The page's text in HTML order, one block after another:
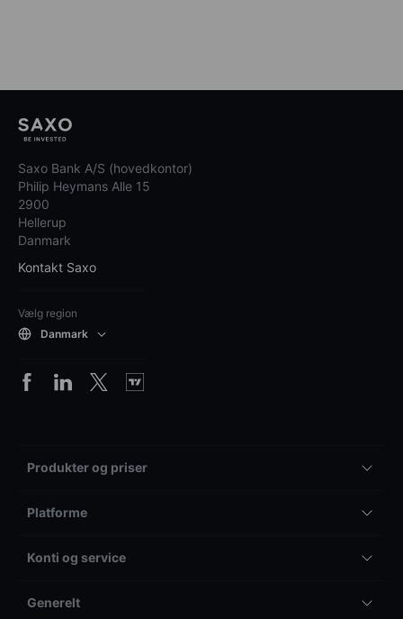
Saxo Bank A/S (hovedkontor)
Philip Heymans Alle 15
2900
Hellerup
Danmark
Kontakt Saxo
Vælg region
Danmark
Produkter og priser
Platforme
Konti og service
Generelt